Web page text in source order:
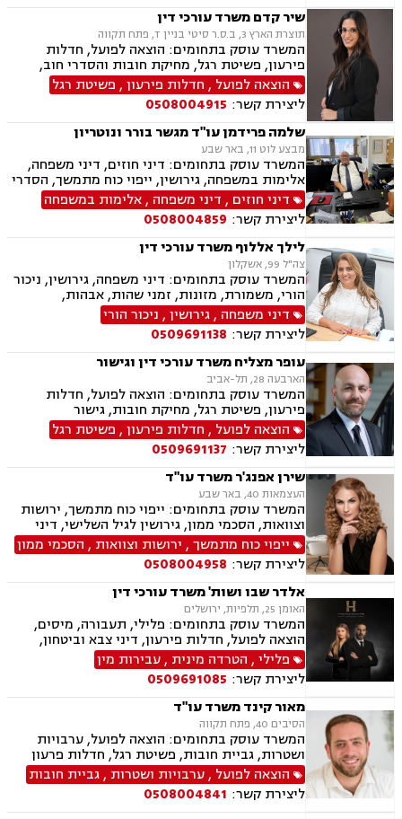
שיר קדם משרד עורכי דין
תוצרת הארץ 3, ב.ס.ר סיטי בניין T, פתח תקווה
המשרד עוסק בתחומים: הוצאה לפועל, חדלות
פירעון, פשיטת רגל, מחיקת חובות והסדרי חוב,
ירושות וצוואות, ייפוי כוח מתמשך
הוצאה לפועל , חדלות פירעון, פשיטת רגל
ליצירת קשר: 0508004915
שלמה פרידמן עו"ד מגשר בורר ונוטריון
מבצע לוט 11, באר שבע
המשרד עוסק בתחומים: דיני חוזים, דיני משפחה,
אלימות במשפחה, גירושין, ייפוי כוח מתמשך, הסדרי
ראיה, מזונות, ירושות וצוואות, הסכמי ממון, גישור
במשפחה, חדלות פירעון, דיני עבודה, זכויות נשים
בהריון, עסקאות מכר דירה
דיני חוזים , דיני משפחה ,אלימות במשפחה
ליצירת קשר: 0508004859
לילך אללוף משרד עורכי דין
צה"ל 99, אשקלון
המשרד עוסק בתחומים: דיני משפחה, גירושין, ניכור
הורי, משמורת, מזונות, זמני שהות, אבהות,
אפוטרופסות, גישור, חוק הנוער, חלוקת רכוש, ייפוי
כוח מתמשך חדלות פירעון, הוצאה לפועל, מחיקת
והסדרי חובות, פשיטת רגל.
דיני משפחה ,גירושין, ניכור הורי
ליצירת קשר: 0509691138
עופר מצליח משרד עורכי דין וגישור
הארבעה 28, תל-אביב
המשרד עוסק בתחומים: הוצאה לפועל, חדלות
פירעון, פשיטת רגל, מחיקת חובות, גישור
הוצאה לפועל , חדלות פירעון, פשיטת רגל
ליצירת קשר: 0509691137
שירן אפנג'ר משרד עו"ד
העצמאות 40, באר שבע
המשרד עוסק בתחומים: ייפוי כוח מתמשך, ירושות
וצוואות, הסכמי ממון, גירושין לגיל השלישי, דיני
חוזים, מקרקעין ונדל"ן, ליקויי בנייה, עסקאות מכר
דירה, פינוי מושכר, משפט אזרחי, חדלות פירעון
ייפוי כוח מתמשך, ירושות וצוואות , הסכמי ממון
ליצירת קשר: 0508004958
אלדר שבו ושות' משרד עורכי דין
האומן 25, תלפיות, ירושלים
המשרד עוסק בתחומים: פלילי, תעבורה, מיסים,
הוצאה לפועל, חדלות פירעון, דיני צבא וביטחון,
ליטיגציה אזרחית
פלילי, הטרדה מינית ,עבירות מין
ליצירת קשר: 0509691085
מאור קינד משרד עו"ד
הסיבים 40, פתח תקווה
המשרד עוסק בתחומים: הוצאה לפועל, ערבויות
ושטרות, גביית חובות, פשיטת רגל, חדלות פרעון
הוצאה לפועל ,ערבויות ושטרות ,גביית חובות
ליצירת קשר: 0508004841